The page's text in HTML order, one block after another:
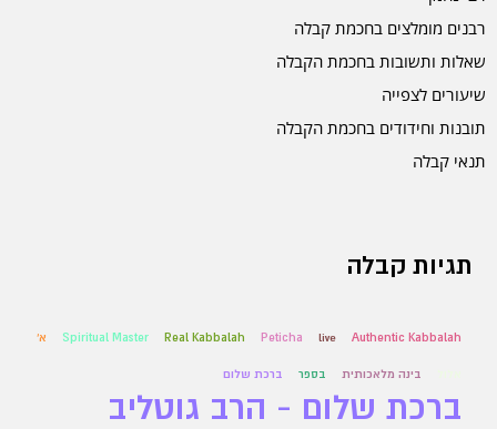
רבנים מומלצים בחכמת קבלה
שאלות ותשובות בחכמת הקבלה
שיעורים לצפייה
תובנות וחידודים בחכמת הקבלה
תנאי קבלה
תגיות קבלה
Authentic Kabbalah
live
Peticha
Real Kabbalah
Spiritual Master א'
בינה מלאכותית בספר ברכת שלום
ברכת שלום - הרב גוטליב